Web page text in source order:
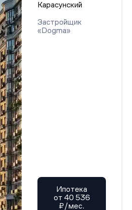
Карасунский
Застройщик
«Dogma»
Ипотека
от 40 536
₽/мес.